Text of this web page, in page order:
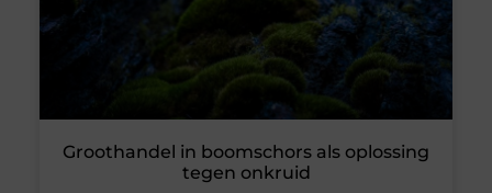
Groothandel in boomschors als oplossing
tegen onkruid